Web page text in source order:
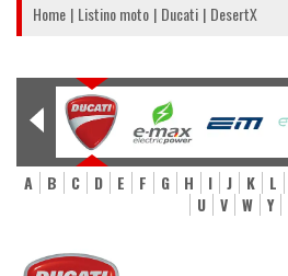
Home Listino moto Ducati DesertX
A B C D E F G H I J K L
U
V W Y